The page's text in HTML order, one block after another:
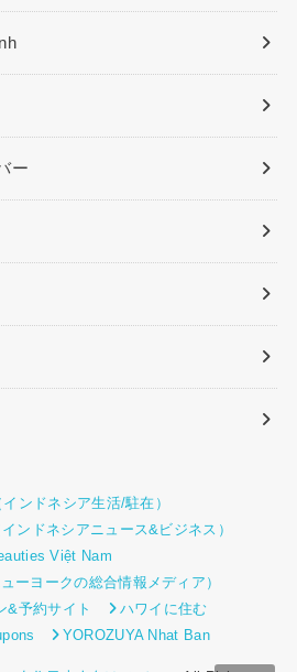
ー
ンドネシア生活/駐在）
ンドネシアニュース&ビジネス）
Việt Nam
ーヨークの総合情報メディア）
&予約サイト
ハワイに住む
YOROZUYA Nhat Ban